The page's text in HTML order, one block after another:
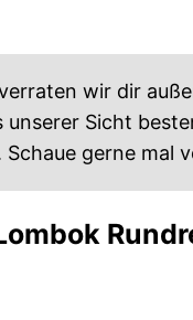
wir dir
unserer Sicht
gerne mal